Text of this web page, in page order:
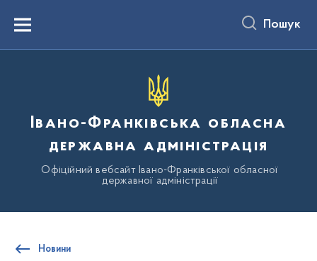
вмістуMenu Пошук
Івано-Франківська обласна
державна адміністрація
Офіційний вебсайт Івано-Франківської обласної
державної адміністрації
Новини